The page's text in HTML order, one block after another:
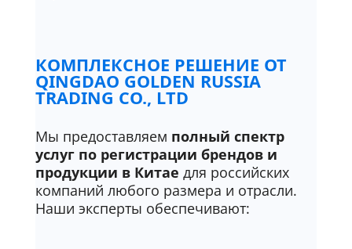
КОМПЛЕКСНОЕ РЕШЕНИЕ ОТ
QINGDAO GOLDEN RUSSIA
TRADING CO., LTD
Мы предоставляем полный спектр
услуг по регистрации брендов и
продукции в Китае для российских
компаний любого размера и отрасли.
Наши эксперты обеспечивают: